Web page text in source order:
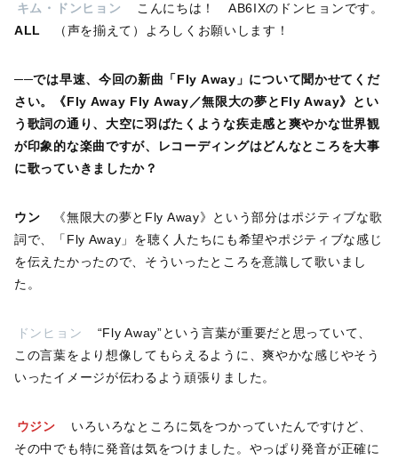
キム・ドンヒョン
こんにちは！ AB6IXのドンヒョンです。
ALL
（声を揃えて）よろしくお願いします！
──では早速、今回の新曲「Fly Away」について聞かせてくだ
さい。《Fly Away Fly Away／無限大の夢とFly Away》とい
う歌詞の通り、大空に羽ばたくような疾走感と爽やかな世界観
が印象的な楽曲ですが、レコーディングはどんなところを大事
に歌っていきましたか？
ウン 《無限大の夢とFly Away》という部分はポジティブな歌
詞で、「Fly Away」を聴く人たちにも希望やポジティブな感じ
を伝えたかったので、そういったところを意識して歌いまし
た。
ドンヒョン
“Fly Away”という言葉が重要だと思っていて、
この言葉をより想像してもらえるように、爽やかな感じやそう
いったイメージが伝わるよう頑張りました。
ウジン
いろいろなところに気をつかっていたんですけど、
その中でも特に発音は気をつけました。やっぱり発音が正確に